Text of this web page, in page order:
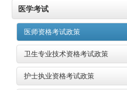
医学考试
医师资格考试政策
卫生专业技术资格考试政策
护士执业资格考试政策